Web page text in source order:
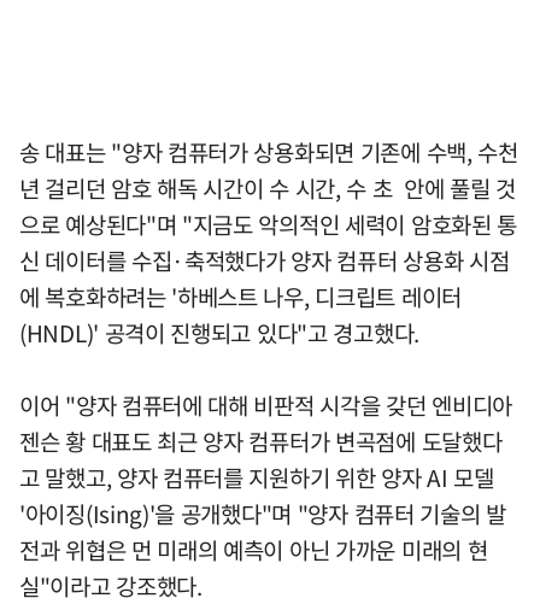
송 대표는 "양자 컴퓨터가 상용화되면 기존에 수백, 수천
년 걸리던 암호 해독 시간이 수 시간, 수 초 안에 풀릴 것
으로 예상된다"며 "지금도 악의적인 세력이 암호화된 통
신 데이터를 수집·축적했다가 양자 컴퓨터 상용화 시점
에 복호화하려는 '하베스트 나우, 디크립트 레이터
(HNDL)' 공격이 진행되고 있다"고 경고했다.
이어 "양자 컴퓨터에 대해 비판적 시각을 갖던 엔비디아
젠슨 황 대표도 최근 양자 컴퓨터가 변곡점에 도달했다
고 말했고, 양자 컴퓨터를 지원하기 위한 양자 AI 모델
'아이징(Ising)'을 공개했다"며 "양자 컴퓨터 기술의 발
전과 위협은 먼 미래의 예측이 아닌 가까운 미래의 현
실"이라고 강조했다.